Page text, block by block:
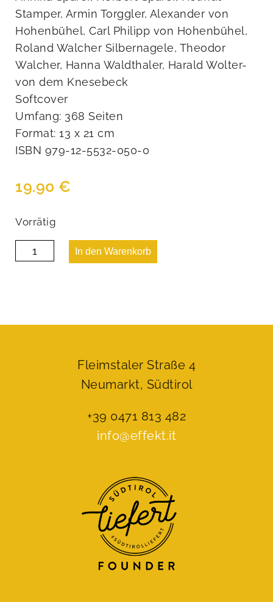
Stamper, Armin Torggler, Alexander von
Hohenbühel, Carl Philipp von Hohenbühel,
Roland Walcher Silbernagele, Theodor
Walcher, Hanna Waldthaler, Harald Wolter-
von dem Knesebeck
Softcover
Umfang: 368 Seiten
Format: 13 x 21 cm
ISBN 979-12-5532-050-0
19.90 €
Vorrätig
GeschichtenIn den Warenkorb
Fleimstaler Straße 4
Neumarkt, Südtirol
+39 0471 813 482
info@effekt.it